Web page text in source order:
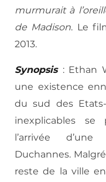
murmurait à
de Madison. Le
2013.
Synopsis : Ethan
une existence
du sud des
inexplicables se
l’arrivée
Duchannes.
reste de la ville